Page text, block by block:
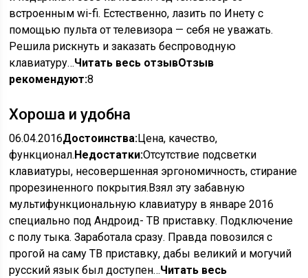
встроенным wi-fi. Естественно, лазить по Инету с
помощью пульта от телевизора — себя не уважать.
Решила рискнуть и заказать беспроводную
клавиатуру…Читать весь отзывОтзыв
рекомендуют:8
Хороша и удобна
06.04.2016Достоинства:Цена, качество,
функционал.Недостатки:Отсутствие подсветки
клавиатуры, несовершенная эргономичность, стирание
прорезиненного покрытия.Взял эту забавную
мультифункциональную клавиатуру в январе 2016
специально под Андроид- ТВ приставку. Подключение
с полу тыка. Заработала сразу. Правда повозился с
прогой на саму ТВ приставку, дабы великий и могучий
русский язык был доступен…Читать весь